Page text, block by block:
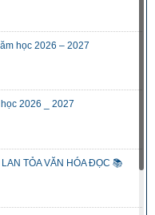
2026 (Mới)
học 2026 – 2027
2026 _ 2027
TỎA VĂN HÓA ĐỌC 📚